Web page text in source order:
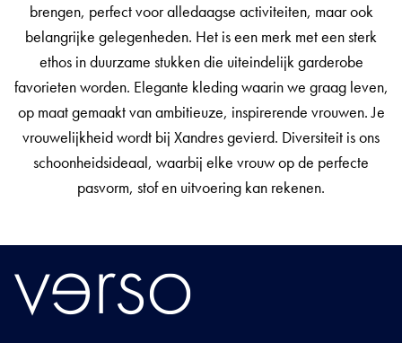
brengen, perfect voor alledaagse activiteiten, maar ook
belangrijke gelegenheden. Het is een merk met een sterk
ethos in duurzame stukken die uiteindelijk garderobe
favorieten worden. Elegante kleding waarin we graag leven,
op maat gemaakt van ambitieuze, inspirerende vrouwen. Je
vrouwelijkheid wordt bij Xandres gevierd. Diversiteit is ons
schoonheidsideaal, waarbij elke vrouw op de perfecte
pasvorm, stof en uitvoering kan rekenen.